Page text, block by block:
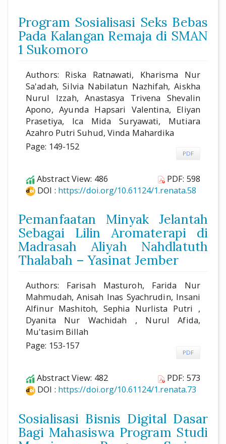
Program Sosialisasi Seks Bebas
Pada Kalangan Remaja di SMAN
1 Sukomoro
Authors: Riska Ratnawati, Kharisma Nur
Sa'adah, Silvia Nabilatun Nazhifah, Aiskha
Nurul Izzah, Anastasya Trivena Shevalin
Apono, Ayunda Hapsari Valentina, Eliyan
Prasetiya, Ica Mida Suryawati, Mutiara
Azahro Putri Suhud, Vinda Mahardika
Page: 149-152
PDF
Abstract View: 486
PDF: 598
DOI : https://doi.org/10.61124/1.renata.58
Pemanfaatan Minyak Jelantah
Sebagai Lilin Aromaterapi di
Madrasah Aliyah Nahdlatuth
Thalabah – Yasinat Jember
Authors: Farisah Masturoh, Farida Nur
Mahmudah, Anisah Inas Syachrudin, Insani
Alfinur Mashitoh, Sephia Nurlista Putri ,
Dyanita Nur Wachidah , Nurul Afida,
Mu'tasim Billah
Page: 153-157
PDF
Abstract View: 482
PDF: 573
DOI : https://doi.org/10.61124/1.renata.73
Sosialisasi Bisnis Digital Dasar
Bagi Mahasiswa Program Studi